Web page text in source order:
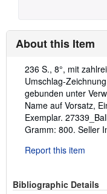
About this Item
Description:
236 S., 8°, mit
Umschlag-
gebunden unter
Name auf Vorsatz,
Exemplar.
Gramm: 800. Seller
Report this item
Bibliographic Details